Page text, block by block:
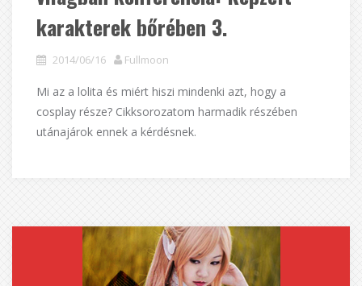
karakterek bőrében 3.
2014/06/16 Fullmoon
Mi az a lolita és miért hiszi mindenki azt, hogy a
cosplay része? Cikksorozatom harmadik részében
utánajárok ennek a kérdésnek.